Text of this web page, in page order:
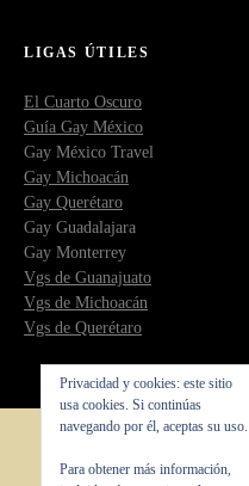
LIGAS ÚTILES
El Cuarto Oscuro
Guía Gay México
Gay México Travel
Gay Michoacán
Gay Querétaro
Gay Guadalajara
Gay Monterrey
Vgs de Guanajuato
Vgs de Michoacán
Vgs de Querétaro
Privacidad y cookies: este sitio
usa cookies. Si continúas
navegando por él, aceptas su uso.
Para obtener más información,
Inicio Quienes somos